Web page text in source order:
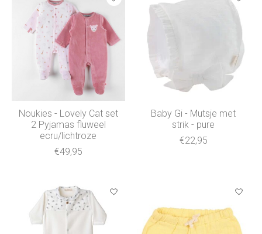
Noukies - Lovely Cat set
2 Pyjamas fluweel
ecru/lichtroze
€49,95
Baby Gi - Mutsje met
strik - pure
€22,95